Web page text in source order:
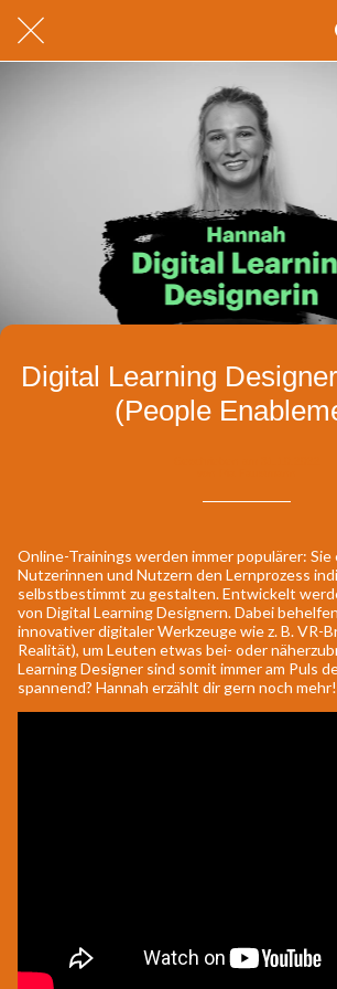
Digital Learning
(People
Online-Trainings werden immer populärer: Sie
Nutzerinnen und Nutzern den Lernprozess
selbstbestimmt zu gestalten. Entwickelt
von Digital Learning Designern. Dabei
innovativer digitaler Werkzeuge wie z. B. VR-
Realität), um Leuten etwas bei- oder
Learning Designer sind somit immer am Puls
spannend? Hannah erzählt dir gern noch mehr!